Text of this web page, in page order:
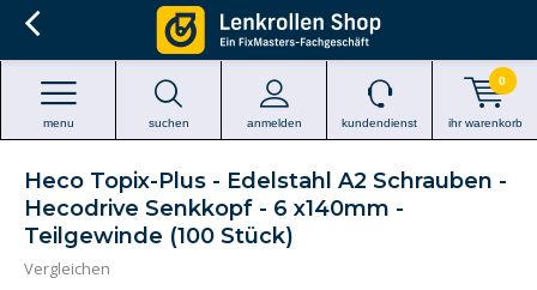
suchen anmelden
menu kundendienst ihr warenkorb
0
Heco Topix-Plus - Edelstahl A2 Schrauben -
Hecodrive Senkkopf - 6 x140mm -
Teilgewinde (100 Stück)
Vergleichen